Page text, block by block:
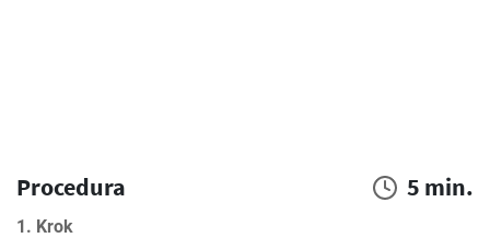
Procedura 5 min.
1. Krok